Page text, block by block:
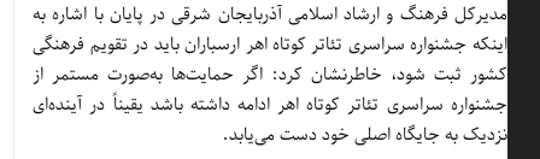
مدیرکل فرهنگ و ارشاد اسلامی آذربایجان شرقی در پایان با اشاره به
اینکه جشنواره سراسری تئاتر کوتاه اهر ارسباران باید در تقویم فرهنگی
کشور ثبت شود، خاطرنشان کرد: اگر حمایت‌ها به‌صورت مستمر از
جشنواره سراسری تئاتر کوتاه اهر ادامه داشته باشد یقیناً در آینده‌ای
نزدیک به جایگاه اصلی خود دست می‌یابد.